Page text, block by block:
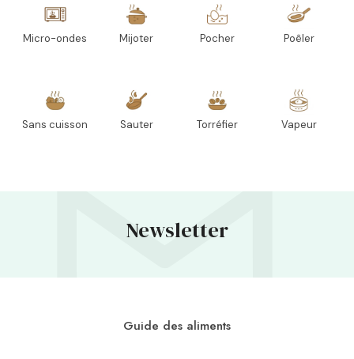
Micro-ondes Mijoter Pocher Poêler
Sans cuisson Sauter Torréfier Vapeur
Newsletter
Guide des aliments